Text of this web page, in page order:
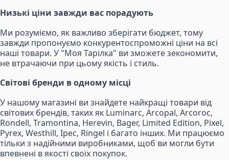
Низькі ціни завжди вас порадують
Ми розуміємо, як важливо зберігати бюджет, тому
завжди пропонуємо конкурентоспроможні ціни на всі
наші товари. У "Моя Тарілка" ви зможете зекономити,
не втрачаючи при цьому якість і стиль.
Світові бренди в одному місці
У нашому магазині ви знайдете найкращі товари від
світових брендів, таких як Luminarc, Arcopal, Arcoroc,
Rondell, Tramontina, Herevin, Bager, Limited Edition, Pixel,
Pyrex, Westhill, Ipec, Ringel і багато інших. Ми працюємо
тільки з надійними виробниками, щоб ви могли бути
впевнені в якості своїх покупок.